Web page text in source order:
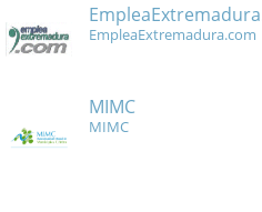
EmpleaExtremadura.com
MIMC
MIMC